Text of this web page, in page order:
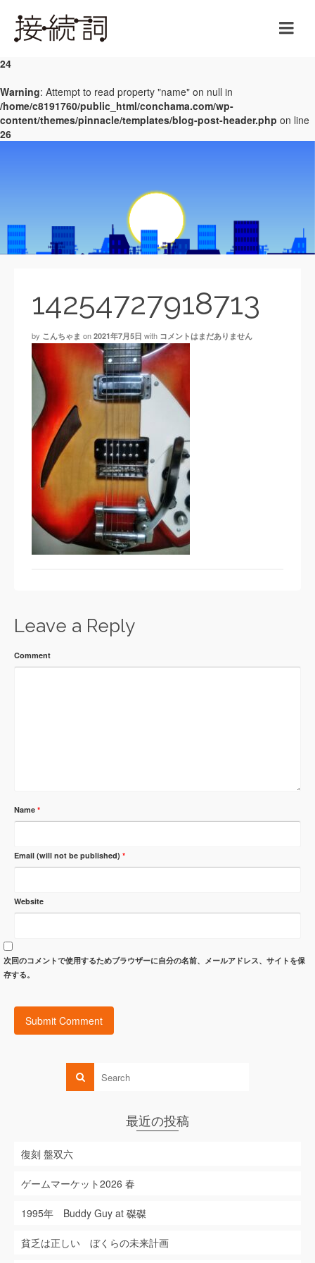
Warning: Undefined array key 0 in
/home/c8191760/public_html/conchama.com/wp-
24
Warning: Attempt to read property "name" on null in
/home/c8191760/public_html/conchama.com/wp-
content/themes/pinnacle/templates/blog-post-header.php on line
26
14254727918713
by こんちゃま on 2021年7月5日 with コメントはまだありません
Leave a Reply
Comment
Name *
Email (will not be published) *
Website
次回のコメントで使用するためブラウザーに自分の名前、メールアドレス、サイトを保
存する。
最近の投稿
復刻 盤双六
ゲームマーケット2026 春
1995年 Buddy Guy at 磔磔
貧乏は正しい ぼくらの未来計画